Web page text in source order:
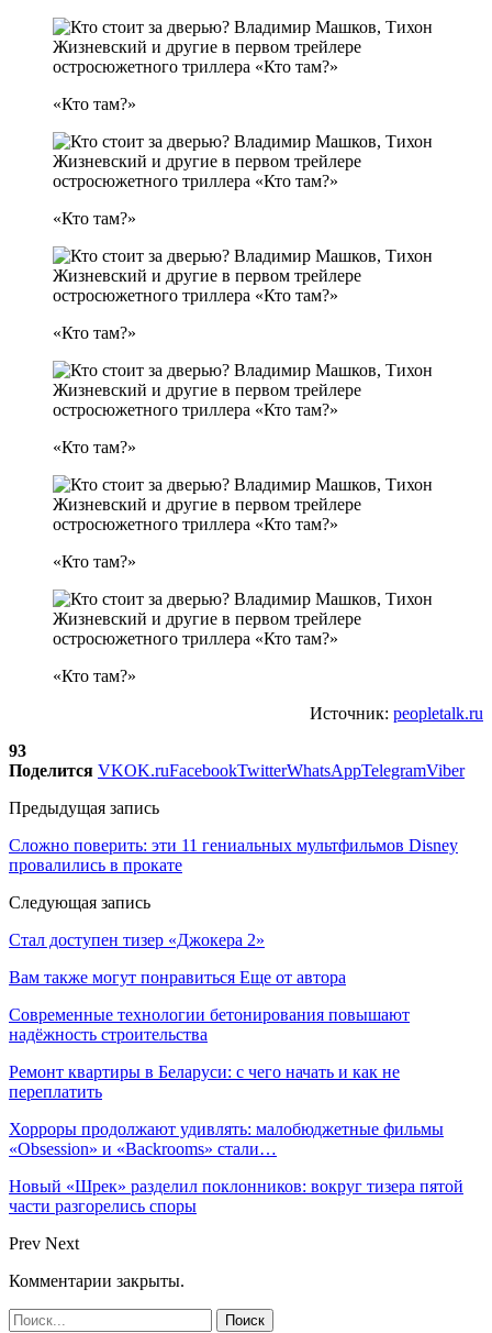
«Кто там?»
«Кто там?»
«Кто там?»
«Кто там?»
«Кто там?»
«Кто там?»
Источник: peopletalk.ru
93
Поделится VKOK.ruFacebookTwitterWhatsAppTelegramViber
Предыдущая запись
Сложно поверить: эти 11 гениальных мультфильмов Disney
провалились в прокате
Следующая запись
Стал доступен тизер «Джокера 2»
Вам также могут понравиться Еще от автора
Современные технологии бетонирования повышают
надёжность строительства
Ремонт квартиры в Беларуси: с чего начать и как не
переплатить
Хорроры продолжают удивлять: малобюджетные фильмы
«Obsession» и «Backrooms» стали…
Новый «Шрек» разделил поклонников: вокруг тизера пятой
части разгорелись споры
Prev Next
Комментарии закрыты.